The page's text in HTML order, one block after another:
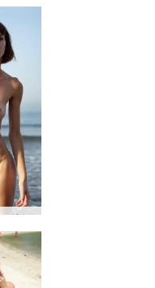
Flora pludmalē kaila